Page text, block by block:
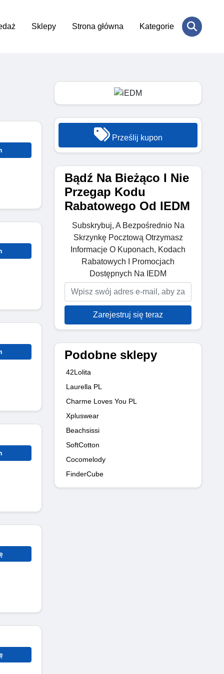
Sklepy Strona główna Kategorie
Prześlij kupon
Bądź Na Bieżąco I Nie
Przegap Kodu
Rabatowego Od IEDM
Subskrybuj, A Bezpośrednio Na
Skrzynkę Pocztową Otrzymasz
Informacje O Kuponach, Kodach
Rabatowych I Promocjach
Dostępnych Na IEDM
Zarejestruj się teraz
Podobne sklepy
42Lolita
Laurella PL
Charme Loves You PL
Xpluswear
Beachsissi
SoftCotton
Cocomelody
FinderCube